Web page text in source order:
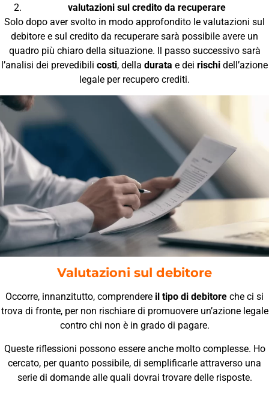
valutazioni sul credito da recuperare
Solo dopo aver svolto in modo approfondito le valutazioni sul
debitore e sul credito da recuperare sarà possibile avere un
quadro più chiaro della situazione. Il passo successivo sarà
l’analisi dei prevedibili costi, della durata e dei rischi dell’azione
legale per recupero crediti.
Valutazioni sul debitore
Occorre, innanzitutto, comprendere il tipo di debitore che ci si
trova di fronte, per non rischiare di promuovere un’azione legale
contro chi non è in grado di pagare.
Queste riflessioni possono essere anche molto complesse. Ho
cercato, per quanto possibile, di semplificarle attraverso una
serie di domande alle quali dovrai trovare delle risposte.